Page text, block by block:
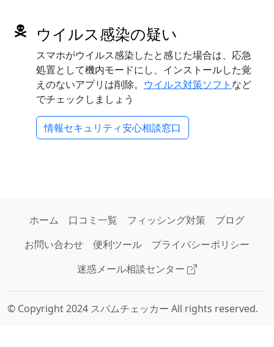
ウイルス感染の疑い
スマホがウイルス感染したと感じた場合は、応急
処置として機内モードにし、インストールした覚
えのないアプリは削除。 ウイルス対策ソフト など
でチェックしましょう
情報セキュリティ安心相談窓口
ホーム 口コミ一覧 フィッシング対策
ブログ
お問い合わせ
便利ツール
プライバシーポリシー
迷惑メール相談センター
© Copyright 2024 スパムチェッカー All rights reserved.